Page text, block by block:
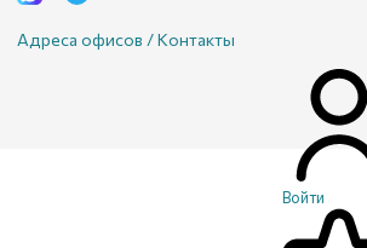
Адреса офисов / Контакты
Войти